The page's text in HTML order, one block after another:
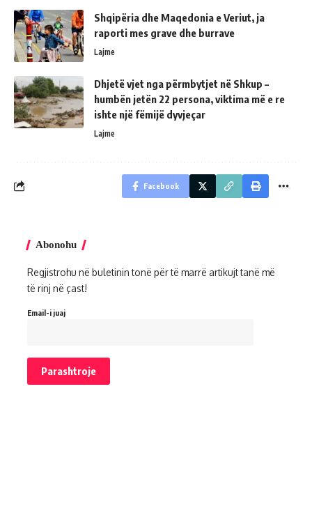
Shqipëria dhe Maqedonia e Veriut, ja
raporti mes grave dhe burrave
Lajme
Dhjetë vjet nga përmbytjet në Shkup –
humbën jetën 22 persona, viktima më e re
ishte një fëmijë dyvjeçar
Lajme
Facebook
Abonohu
Regjistrohu në buletinin tonë për të marrë artikujt tanë më
të rinj në çast!
Email-i juaj